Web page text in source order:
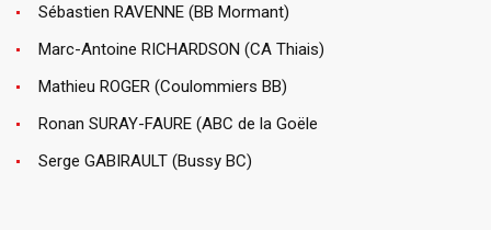
Sébastien RAVENNE (BB Mormant)
Marc-Antoine RICHARDSON (CA Thiais)
Mathieu ROGER (Coulommiers BB)
Ronan SURAY-FAURE (ABC de la Goële
Serge GABIRAULT (Bussy BC)